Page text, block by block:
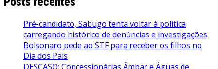
Pré-candidato, Sabugo tenta voltar à política
carregando histórico de denúncias e investigações
Bolsonaro pede ao STF para receber os filhos no
Dia dos Pais
DESCASO: Concessionárias Âmbar e Águas de